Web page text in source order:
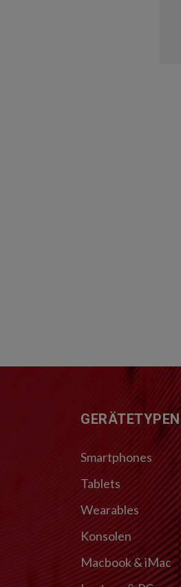
FUSSZEILEGERÄTETYPEN
Smartphones
Tablets
Wearables
Konsolen
Macbook & iMac